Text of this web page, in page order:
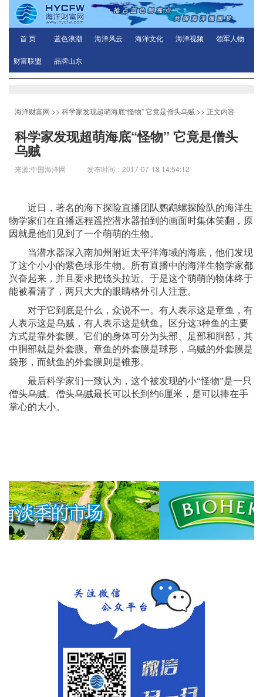
首 页 蓝色浪潮 海洋风云 海洋文化 海洋视频 领军人物
财富联盟 品牌山东
海洋财富网 >> 科学家发现超萌海底“怪物” 它竟是僧头乌贼 >> 正文内容
科学家发现超萌海底“怪物” 它竟是僧头
乌贼
来源:中国海洋网 发布时间：2017-07-18 14:54:12
近日，著名的海下探险直播团队鹦鹉螺探险队的海洋生
物学家们在直播远程遥控潜水器拍到的画面时集体笑翻，原
因就是他们见到了一个萌萌的生物。
当潜水器深入南加州附近太平洋海域的海底，他们发现
了这个小小的紫色球形生物。所有直播中的海洋生物学家都
兴奋起来，并且要求把镜头拉近。于是这个萌萌的物体终于
能被看清了，两只大大的眼睛格外引人注意。
对于它到底是什么，众说不一。有人表示这是章鱼，有
人表示这是乌贼，有人表示这是鱿鱼。区分这3种鱼的主要
方式是靠外套膜。它们的身体可分为头部、足部和胴部，其
中胴部就是外套膜。章鱼的外套膜是球形，乌贼的外套膜是
袋形，而鱿鱼的外套膜则是锥形。
最后科学家们一致认为，这个被发现的小“怪物”是一只
僧头乌贼。僧头乌贼最长可以长到约6厘米，是可以捧在手
掌心的大小。